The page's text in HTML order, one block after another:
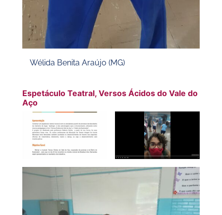
Wélida Benita Araújo (MG)
Espetáculo Teatral, Versos Ácidos do Vale do
Aço